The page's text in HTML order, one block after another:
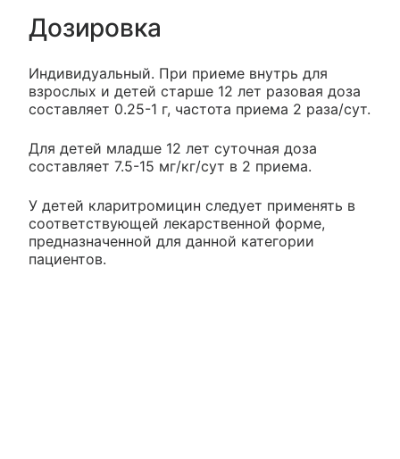
Дозировка
Индивидуальный. При приеме внутрь для
взрослых и детей старше 12 лет разовая доза
составляет 0.25-1 г, частота приема 2 раза/сут.
Для детей младше 12 лет суточная доза
составляет 7.5-15 мг/кг/сут в 2 приема.
У детей кларитромицин следует применять в
соответствующей лекарственной форме,
предназначенной для данной категории
пациентов.